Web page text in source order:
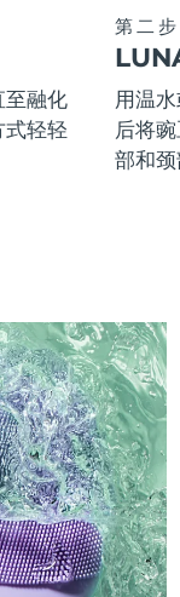
至融化
式轻轻
第二步
用温
后将
部和